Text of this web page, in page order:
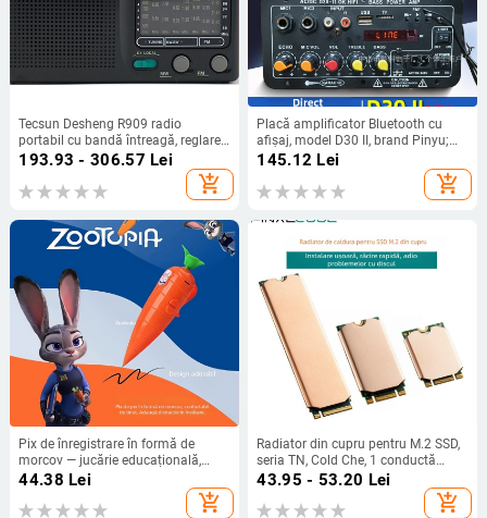
Tecsun Desheng R909 radio
portabil cu bandă întreagă, reglare
manuală a stațiilor, sunet mono,
193.93 - 306.57 Lei
add_shopping_cart
Placă amplificator Bluetooth cu
afișaj, model D30 II, brand Pinyu;
Intrări Bluetooth, USB, TF, FM radio;
DC12V/AC110-240V
145.12 Lei
add_shopping_cart
Pix de înregistrare în formă de
morcov — jucărie educațională,
înregistrare 40 s, format de
înregistrare: Altul, baterie AA,
carcasă ABS, fără suport pentru
44.38 Lei
add_shopping_cart
Radiator din cupru pentru M.2 SSD,
seria TN, Cold Che, 1 conductă
termică, 50 g, silențios
43.95 - 53.20 Lei
add_shopping_cart